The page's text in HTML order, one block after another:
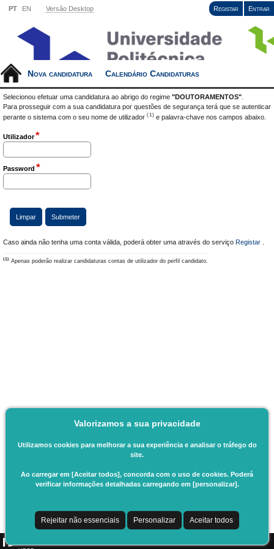
PT EN Versão Desktop Registar Entrar
Nova candidatura Calendário Candidaturas
Selecionou efetuar uma candidatura ao abrigo do regime "DOUTORAMENTOS"
Para prosseguir com a sua candidatura por questões de segurança terá que se autenticar
perante o sistema com o seu nome de utilizador (1) e palavra-chave nos campos abaixo.
Utilizador*
Password *
Caso ainda não tenha uma conta válida, poderá obter uma através do serviço Registar
(1) Apenas poderão realizar candidaturas contas de utilizador do perfil candidato.
Valorizamos a sua privacidade
Utilizamos cookies para melhorar a sua experiência e analisar o tráfego do
site.
Ao carregar em [Aceitar todos], concorda com o uso de cookies. Poderá
verificar informações detalhadas carregando em [personalizar].
Rejeitar não essenciais Personalizar Aceitar todos